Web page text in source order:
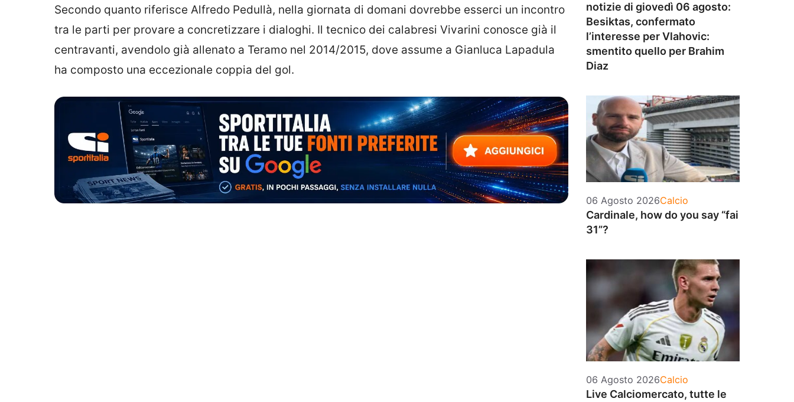
Secondo quanto riferisce Alfredo Pedullà, nella giornata di domani dovrebbe esserci un incontro
tra le parti per provare a concretizzare i dialoghi. Il tecnico dei calabresi Vivarini conosce già il
centravanti, avendolo già allenato a Teramo nel 2014/2015, dove assume a Gianluca Lapadula
ha composto una eccezionale coppia del gol.
notizie di giovedì 06 agosto:
Besiktas, confermato
l’interesse per Vlahovic:
smentito quello per Brahim
Diaz
06 Agosto 2026Categorie
Calcio
Cardinale, how do you say “fai
31”?
06 Agosto 2026Categorie
Calcio
Live Calciomercato, tutte le